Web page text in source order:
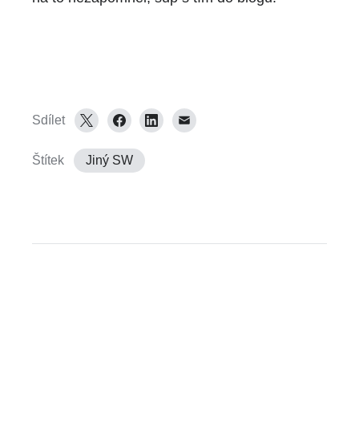
Sdílet
Štítek Jiný SW